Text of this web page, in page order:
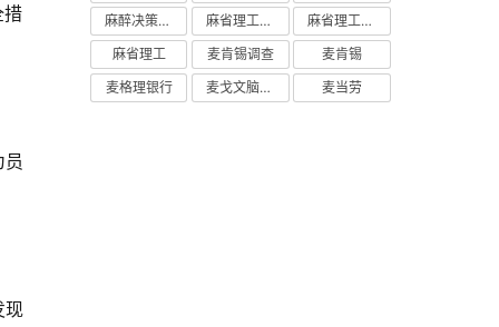
措
员
现
麻醉决策支持
麻省理工学院研究
麻省理工学院
麻省理工
麦肯锡调查
麦肯锡
麦格理银行
麦戈文脑研究所 麦当劳